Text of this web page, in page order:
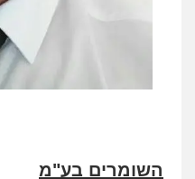
השומרים בע"מ